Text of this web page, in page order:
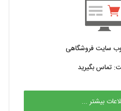
سایت فروشگاهی
تماس بگیرید
بیشتر ...